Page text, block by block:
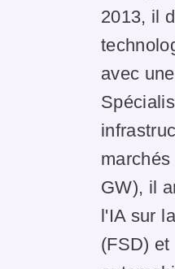
2013, il
avec
GW), il
l'IA sur
(FSD)